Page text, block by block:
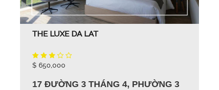
THE LUXE DA LAT
$ 650,000
17 ĐƯỜNG 3 THÁNG 4, PHƯỜNG 3